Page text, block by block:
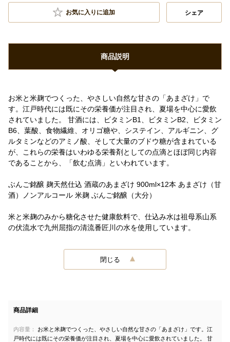
お気に入りに追加 シェア
商品説明
お米と米麹でつくった、やさしい自然な甘さの「あまざけ」で
す。江戸時代には既にその栄養価が注目され、夏場を中心に愛飲
されていました。 甘酒には、ビタミンB1、ビタミンB2、ビタミン
B6、葉酸、食物繊維、オリゴ糖や、システイン、アルギニン、グ
ルタミンなどのアミノ酸、そして大量のブドウ糖が含まれている
が、これらの栄養はいわゆる栄養剤としての点滴とほぼ同じ内容
であることから、「飲む点滴」といわれています。
ぶんご銘醸 麹天然仕込 酒蔵のあまざけ 900ml×12本 あまざけ（甘
酒）ノンアルコール 米麹 ぶんご銘醸（大分）
米と米麹のみから糖化させた健康飲料で、仕込み水は祖母系山系
の伏流水で九州屈指の清流番匠川の水を使用しています。
閉じる
商品詳細
内容量：
お米と米麹でつくった、やさしい自然な甘さの「あまざけ」です。江
戸時代には既にその栄養価が注目され、夏場を中心に愛飲されていました。 甘